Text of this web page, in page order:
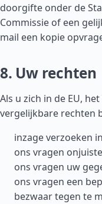
doorgifte onder de
Commissie of een
mail een kopie
8. Uw rechten
Als u zich in de EU,
vergelijkbare rechten
inzage verzoeken
ons vragen
ons vragen uw
ons vragen een
bezwaar tegen te